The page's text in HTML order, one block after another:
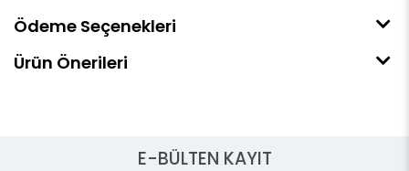
Ödeme Seçenekleri
Ürün Önerileri
E-BÜLTEN KAYIT